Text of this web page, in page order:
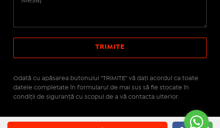
Odată cu apăsarea butonului "TRIMITE" vă daţi acordul ca toate
datele completate în formularul de mai sus să fie stocate în
condiţii de siguranţă cu scopul de a vă contacta ulterior.
IMOPEDIA.ro - Anunțuri